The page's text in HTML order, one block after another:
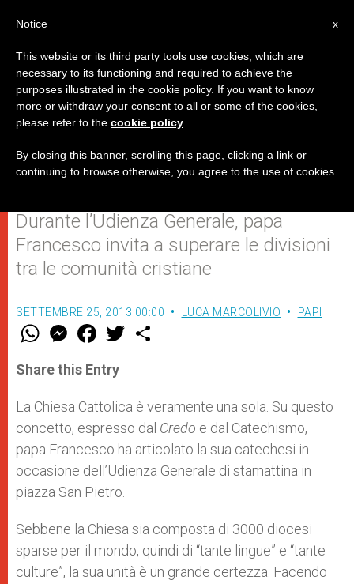
La Chiesa non va "privatizzata":
dobbiamo pregare per la sua
unità
Durante l’Udienza Generale, papa
Francesco invita a superare le divisioni
tra le comunità cristiane
SETTEMBRE 25, 2013 00:00 LUCA MARCOLIVIO PAPI
W
t
s
p
p
M
e
s
e
g
e
r
F
a
e
b
o
k
w
r
Share this Entry
La Chiesa Cattolica è veramente una sola. Su questo
concetto, espresso dal Credo e dal Catechismo,
papa Francesco ha articolato la sua catechesi in
occasione dell’Udienza Generale di stamattina in
piazza San Pietro.
Sebbene la Chiesa sia composta di 3000 diocesi
sparse per il mondo, quindi di “tante lingue” e “tante
culture”, la sua unità è un grande certezza. Facendo
x
Notice
This website or its third party tools use cookies, which are
necessary to its functioning and required to achieve the
purposes illustrated in the cookie policy. If you want to know
more or withdraw your consent to all or some of the cookies,
please refer to the cookie policy
By closing this banner, scrolling this page, clicking a link or
continuing to browse otherwise, you agree to the use of cookies.